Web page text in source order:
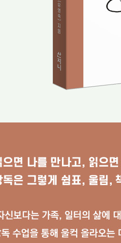
독은 할 수 있겠지만, ‘쉼의 문학’은
가 누군가의 세상이 될 때
우울한 정봉 아빠
낭독』 Q&A